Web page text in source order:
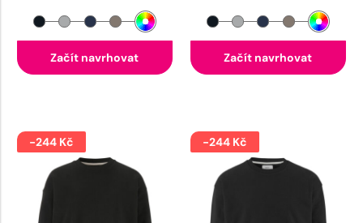
Začít navrhovat Začít navrhovat
-244 Kč -244 Kč